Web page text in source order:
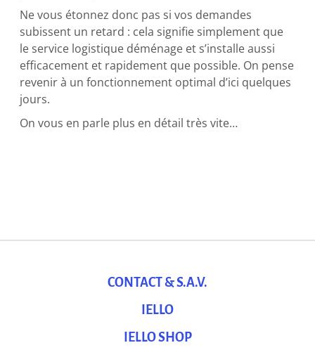
Ne vous étonnez donc pas si vos demandes
subissent un retard : cela signifie simplement que
le service logistique déménage et s’installe aussi
efficacement et rapidement que possible. On pense
revenir à un fonctionnement optimal d’ici quelques
jours.
On vous en parle plus en détail très vite…
CONTACT & S.A.V.
IELLO
IELLO SHOP